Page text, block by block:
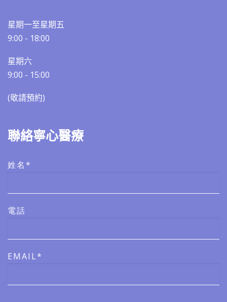
星期一至星期五
9:00 - 18:00
星期六
9:00 - 15:00
(敬請預約)​​
聯絡寧心醫療
姓名*
電話
EMAIL*